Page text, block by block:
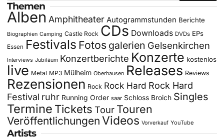
Themen
Alben Amphitheater Autogrammstunden Berichte
Biographien Camping Castle Rock CDs Downloads DVDs EPs
Essen Festivals Fotos galerien Gelsenkirchen
Interviews Jubiläum Konzertberichte Konzerte kostenlos
live Metal MP3 Mülheim Oberhausen Releases Reviews
Rezensionen Rock Rock Hard Rock Hard
Festival ruhr Running Order saar Schloss Broich Singles
Termine Tickets Tour Touren
Veröffentlichungen Videos Vorverkauf YouTube
Artists